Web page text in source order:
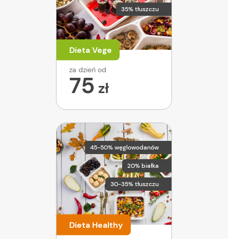
35% tłuszczu
Dieta Vege
za dzień od
75 zł
45-50% węglowodanów
20% białka
30-35% tłuszczu
Dieta Healthy